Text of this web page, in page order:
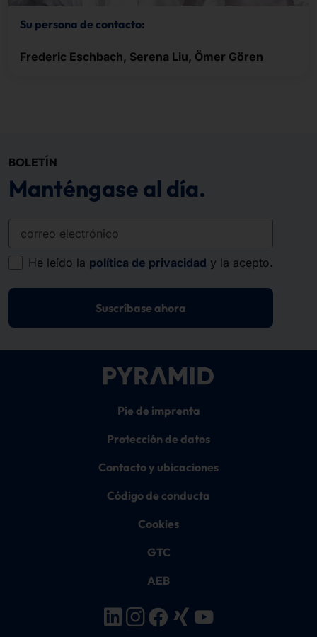
Su persona de contacto:
Frederic Eschbach, Serena Liu, Ömer Gören
BOLETÍN
Manténgase al día.
correo electrónico
He leído la política de privacidad y la acepto.
Suscríbase ahora
Pie de imprenta
Protección de datos
Contacto y ubicaciones
Código de conducta
Cookies
GTC
AEB